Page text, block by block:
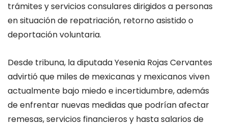
trámites y servicios consulares dirigidos a personas
en situación de repatriación, retorno asistido o
deportación voluntaria.
Desde tribuna, la diputada Yesenia Rojas Cervantes
advirtió que miles de mexicanas y mexicanos viven
actualmente bajo miedo e incertidumbre, además
de enfrentar nuevas medidas que podrían afectar
remesas, servicios financieros y hasta salarios de